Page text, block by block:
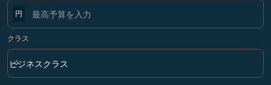
円
クラス
クラス option ビジネスクラス Selected
ビジネスクラス
keyboard_arrow_down